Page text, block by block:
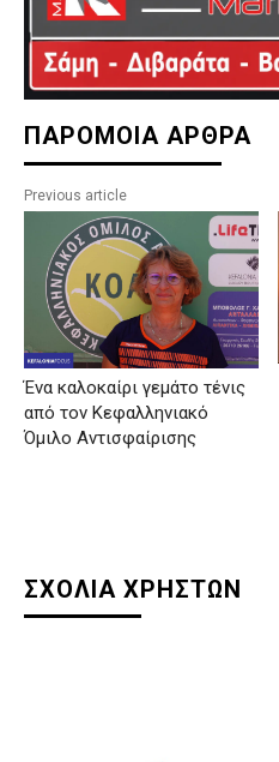
ΠΑΡΟΜΟΙΑ ΑΡΘΡΑ
Previous article
Ένα καλοκαίρι γεμάτο τένις
από τον Κεφαλληνιακό
Όμιλο Αντισφαίρισης
ΣΧΟΛΙΑ ΧΡΗΣΤΩΝ